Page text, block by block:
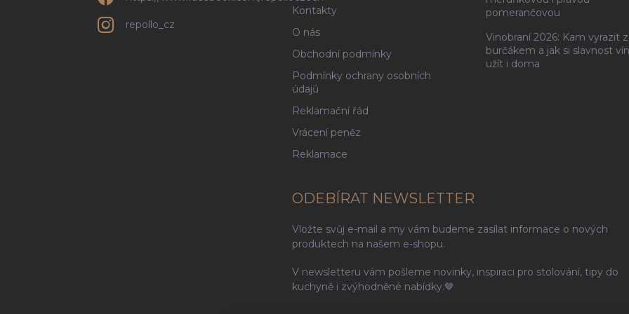
repollo_cz
Kontakty
O nás
Obchodní podmínky
Podmínky ochrany osobních
údajů
Reklamační řád
Vrácení peněz
Reklamace
pomerančovou
Vinobraní 2026: Kam vyrazit
burčákem a jak si slavnost
užít i doma
ODEBÍRAT NEWSLETTER
Vložte svůj e-mail a my vám budeme zasílat informace o nových
produktech na našem e-shopu.
V newsletteru vám pošleme novinky, inspiraci pro stolování, tipy do
kuchyně i zvýhodněné nabídky.🤎